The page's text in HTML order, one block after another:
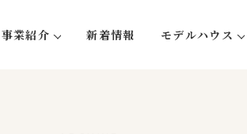
事業紹介 新着情報 モデルハウス